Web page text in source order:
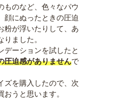
ものなど、色々なパウ
顔にぬったときの圧迫
粉が浮いたりして、あ
ました。
デーションを試したと
圧迫感がありませんで
ズを購入したので、次
うと思います。